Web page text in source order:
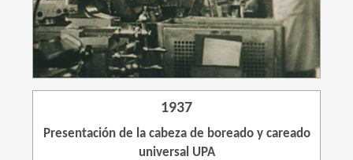
1937
Presentación de la cabeza de boreado y careado
universal UPA